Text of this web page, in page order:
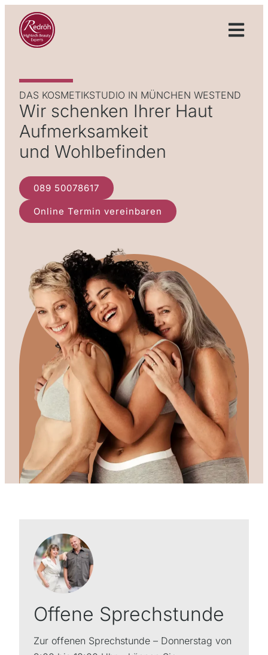
DAS KOSMETIK­STUDIO IN MÜNCHEN WESTEND
Wir schenken Ihrer Haut
Aufmerksamkeit
und Wohlbefinden
089 50078617
Online Termin vereinbaren
Offene Sprechstunde
Zur offenen Sprechstunde – Donnerstag von